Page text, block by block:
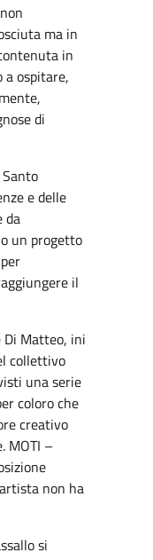
ma in
in
a ospitare,
di
e delle
da
un progetto
il
Di Matteo, ini
collettivo
una serie
coloro che
creativo
MOTI –
non ha
si